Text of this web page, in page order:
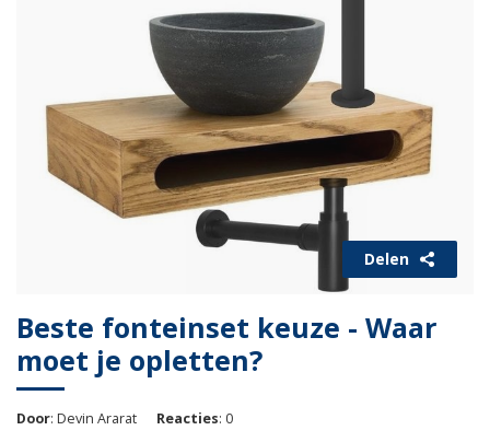
Delen
Beste fonteinset keuze - Waar
moet je opletten?
Door: Devin Ararat Reacties: 0